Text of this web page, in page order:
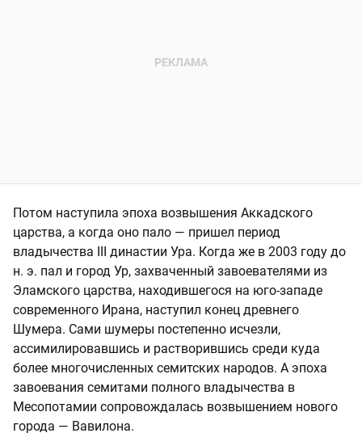
Потом наступила эпоха возвышения Аккадского
царства, а когда оно пало — пришел период
владычества III династии Ура. Когда же в 2003 году до
н. э. пал и город Ур, захваченный завоевателями из
Эламского царства, находившегося на юго-западе
современного Ирана, наступил конец древнего
Шумера. Сами шумеры постепенно исчезли,
ассимилировавшись и растворившись среди куда
более многочисленных семитских народов. А эпоха
завоевания семитами полного владычества в
Месопотамии сопровождалась возвышением нового
города — Вавилона.